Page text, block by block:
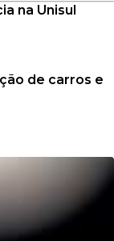
na Unisul
de carros e